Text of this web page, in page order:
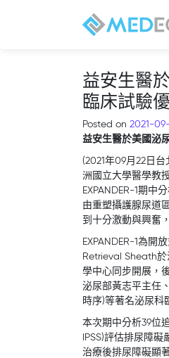
益安生醫
臨床試驗
Posted on 2021-
益安生醫於美國泌
(2021年09月22日
洲國立大學醫學教
EXPANDER-1期中
由重塑攝護腺尿道
到十分激動與興奮
EXPANDER-1為開
Retrieval Sheath
學中心同步開展，
泌尿部黃志平主任
時序)等著名泌尿科
本次期中分析39位
IPSS)評估排尿障
治療後排尿障礙顯